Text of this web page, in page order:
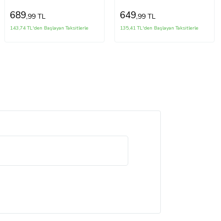
689,99 TL
143,74 TL'den Başlayan Taksitlerle
649,99 TL
135,41 TL'den Başlayan Taksitlerle